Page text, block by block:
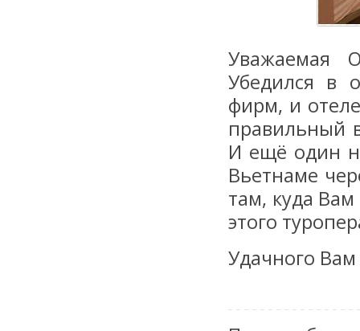
Уважаемая
Убедился в
фирм, и
правильный
И ещё один
Вьетнаме
там, куда
этого
Удачного Вам